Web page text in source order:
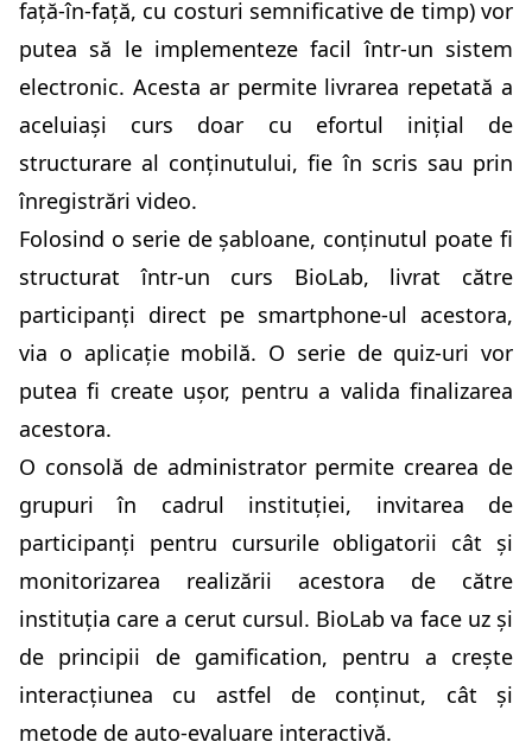
față-în-față, cu costuri semnificative de timp) vor
putea să le implementeze facil într-un sistem
electronic. Acesta ar permite livrarea repetată a
aceluiași curs doar cu efortul inițial de
structurare al conținutului, fie în scris sau prin
înregistrări video.
Folosind o serie de șabloane, conținutul poate fi
structurat într-un curs BioLab, livrat către
participanți direct pe smartphone-ul acestora,
via o aplicație mobilă. O serie de quiz-uri vor
putea fi create ușor, pentru a valida finalizarea
acestora.
O consolă de administrator permite crearea de
grupuri în cadrul instituției, invitarea de
participanți pentru cursurile obligatorii cât și
monitorizarea realizării acestora de către
instituția care a cerut cursul. BioLab va face uz și
de principii de gamification, pentru a crește
interacțiunea cu astfel de conținut, cât și
metode de auto-evaluare interactivă.